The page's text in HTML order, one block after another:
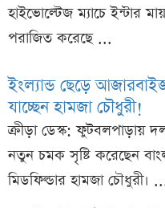
হাইভোল্টেজ ম্যাচে ইন্টার
পরাজিত করেছে ...
ইংল্যান্ড ছেড়ে
যাচ্ছেন হামজা চৌধুরী!
ক্রীড়া ডেস্ক: ফুটবলপাড়ায়
নতুন চমক সৃষ্টি করেছেন
মিডফিল্ডার হামজা চৌধুরী।